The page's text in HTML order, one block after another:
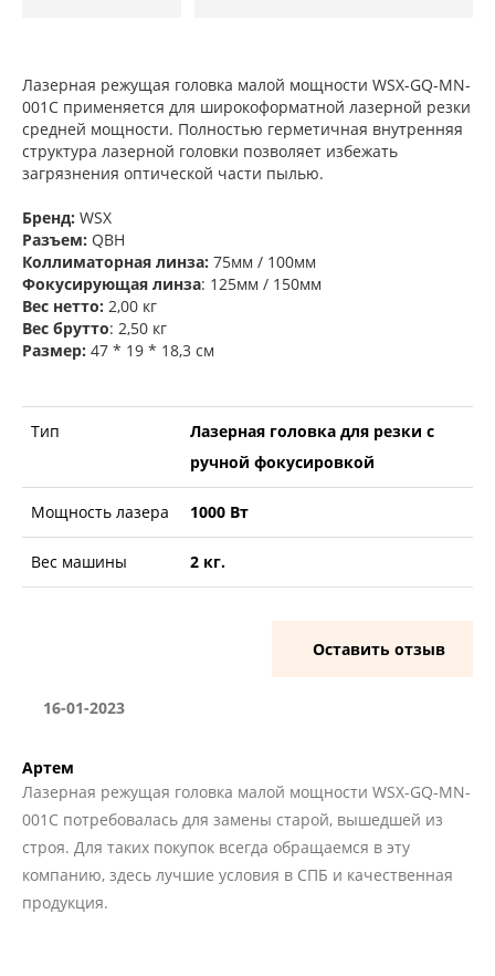
Лазерная режущая головка малой мощности WSX-GQ-MN-
001C применяется для широкоформатной лазерной резки
средней мощности. Полностью герметичная внутренняя
структура лазерной головки позволяет избежать
загрязнения оптической части пылью.
Бренд: WSX
Разъем: QBH
Коллиматорная линза: 75мм / 100мм
Фокусирующая линза: 125мм / 150мм
Вес нетто: 2,00 кг
Вес брутто: 2,50 кг
Размер: 47 * 19 * 18,3 см
Тип
Лазерная головка для резки с
ручной фокусировкой
Мощность лазера 1000 Вт
Вес машины 2 кг.
Оставить отзыв
16-01-2023
Артем
Лазерная режущая головка малой мощности WSX-GQ-MN-
001C потребовалась для замены старой, вышедшей из
строя. Для таких покупок всегда обращаемся в эту
компанию, здесь лучшие условия в СПБ и качественная
продукция.